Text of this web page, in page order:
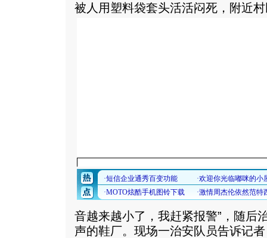
被人用塑料袋套头活活闷死，附近
音越来越小了，我赶紧报警”，随后
声的鞋厂。现场一治安队员告诉记